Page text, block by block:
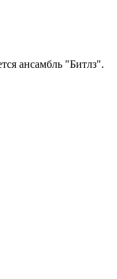
ансамбль "Битлз".